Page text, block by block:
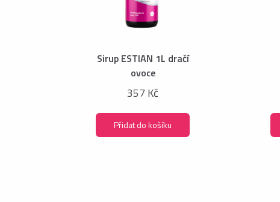
Sirup ESTIAN 1L dračí
ovoce
357 Kč
Přidat do košíku